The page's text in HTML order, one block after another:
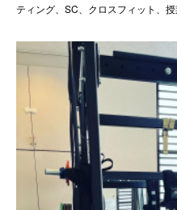
ティング、SC、クロスフィット、